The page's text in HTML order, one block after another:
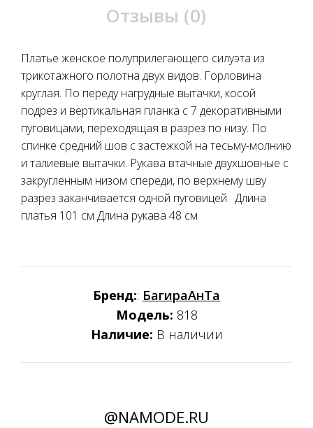
Отзывы (0)
Платье женское полуприлегающего силуэта из
трикотажного полотна двух видов. Горловина
круглая. По переду нагрудные вытачки, косой
подрез и вертикальная планка с 7 декоративными
пуговицами, переходящая в разрез по низу. По
спинке средний шов с застежкой на тесьму-молнию
и талиевые вытачки. Рукава втачные двухшовные с
закругленным низом спереди, по верхнему шву
разрез заканчивается одной пуговицей. ​ Длина
платья 101 см Длина рукава 48 см
Бренд:: БагираАнТа
Модель: 818
Наличие: В наличии
@NAMODE.RU